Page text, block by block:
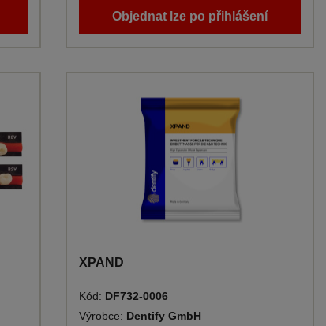
Objednat lze po přihlášení
XPAND
Kód: DF732-0006
Výrobce: Dentify GmbH